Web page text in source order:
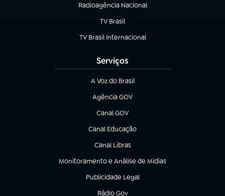
Radioagência Nacional
(abre em nova aba)
TV Brasil
(abre em nova aba)
TV Brasil Internacional
(abre em nova aba)
Serviços
A Voz do Brasil
(abre em nova aba)
Agência GOV
(abre em nova aba)
Canal GOV
(abre em nova aba)
Canal Educação
(abre em nova aba)
Canal Libras
(abre em nova aba)
Monitoramento e Análise de Mídias
(abre em nova aba)
Publicidade Legal
(abre em nova aba)
Rádio Gov